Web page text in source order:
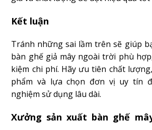
Kết luận
Tránh những sai lầm trên sẽ giúp
bàn ghế giả mây ngoài trời phù
kiệm chi phí. Hãy ưu tiên chất
phẩm và lựa chọn đơn vị uy tín
nghiệm sử dụng lâu dài.
Xưởng sản xuất bàn ghế